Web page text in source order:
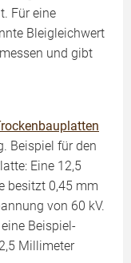
Für eine
Bleigleichwert
und gibt
Beispiel für den
Eine 12,5
besitzt 0,45 mm
von 60 kV.
Beispiel-
Millimeter